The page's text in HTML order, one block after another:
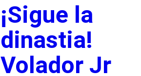
¡Sigue la
dinastia!
Volador Jr